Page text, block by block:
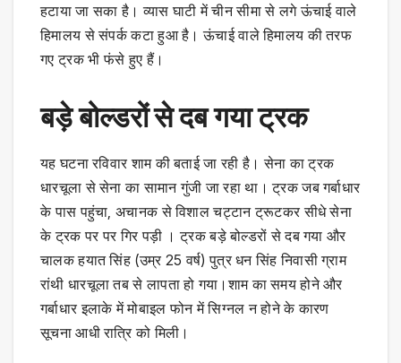
हटाया जा सका है। व्यास घाटी में चीन सीमा से लगे ऊंचाई वाले
हिमालय से संपर्क कटा हुआ है। ऊंचाई वाले हिमालय की तरफ
गए ट्रक भी फंसे हुए हैं।
बड़े बोल्डरों से दब गया ट्रक
यह घटना रविवार शाम की बताई जा रही है। सेना का ट्रक
धारचूला से सेना का सामान गुंजी जा रहा था। ट्रक जब गर्बाधार
के पास पहुंचा, अचानक से विशाल चट्टान ट्रूटकर सीधे सेना
के ट्रक पर पर गिर पड़ी । ट्रक बड़े बोल्डरों से दब गया और
चालक हयात सिंह (उम्र 25 वर्ष) पुत्र धन सिंह निवासी ग्राम
रांथी धारचूला तब से लापता हो गया।शाम का समय होने और
गर्बाधार इलाके में मोबाइल फोन में सिग्नल न होने के कारण
सूचना आधी रात्रि को मिली।